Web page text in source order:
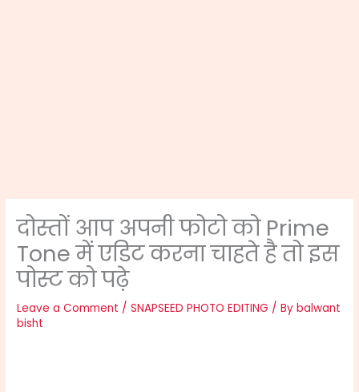
दोस्तों आप अपनी फोटो को Prime
Tone में एडिट करना चाहते है तो इस
पोस्ट को पढ़े
Leave a Comment /SNAPSEED PHOTO EDITING / Bybalwant
bisht